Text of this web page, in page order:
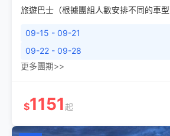
旅遊巴士（根據團組人數安排不同的車型
09-15 - 09-21
09-22 - 09-28
更多團期>>
$1151起